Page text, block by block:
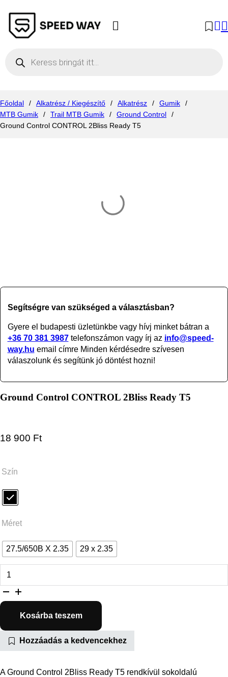
Főoldal / Alkatrész / Kiegészítő / Alkatrész / Gumik
/
MTB Gumik
/ Trail MTB Gumik / Ground Control
/
Ground Control CONTROL 2Bliss Ready T5
Segítségre van szükséged a választásban?
Gyere el budapesti üzletünkbe vagy hívj minket bátran a
+36 70 381 3987telefonszámon vagy írj az info@speed-
way.hu email címre Minden kérdésedre szívesen
válaszolunk és segítünk jó döntést hozni!
Ground Control CONTROL 2Bliss Ready T5
18 900 Ft
Szín
Méret
27.5/650B X 2.35 29 x 2.35
Kosárba teszem
Hozzáadás a kedvencekhez
A Ground Control 2Bliss Ready T5 rendkívül sokoldalú